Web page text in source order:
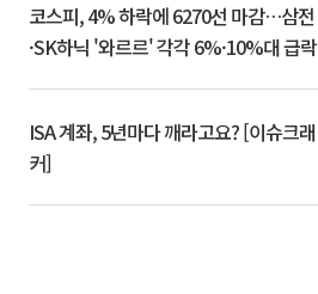
코스피, 4% 하락에 6270선 마감…삼전
·SK하닉 '와르르' 각각 6%·10%대 급락
ISA 계좌, 5년마다 깨라고요? [이슈크래
커]